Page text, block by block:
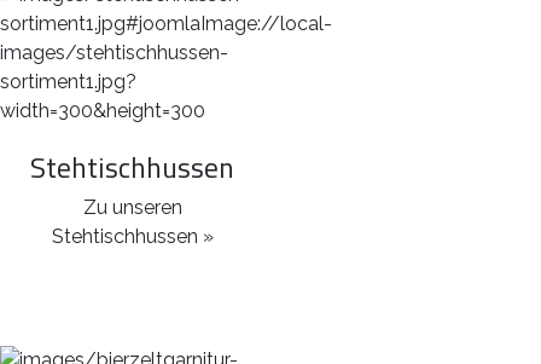
Stehtischhussen
Zu unseren
Stehtischhussen »